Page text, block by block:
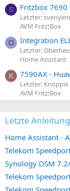
S Fritzbox 7690
Letzter:
AVM Fritz!Box
O Integration
Letzter:
Home Assistant
K 7590AX -
Letzter: Knoppix
AVM Fritz!Box
Letzte
Home Assistant -
Telekom
Telekom